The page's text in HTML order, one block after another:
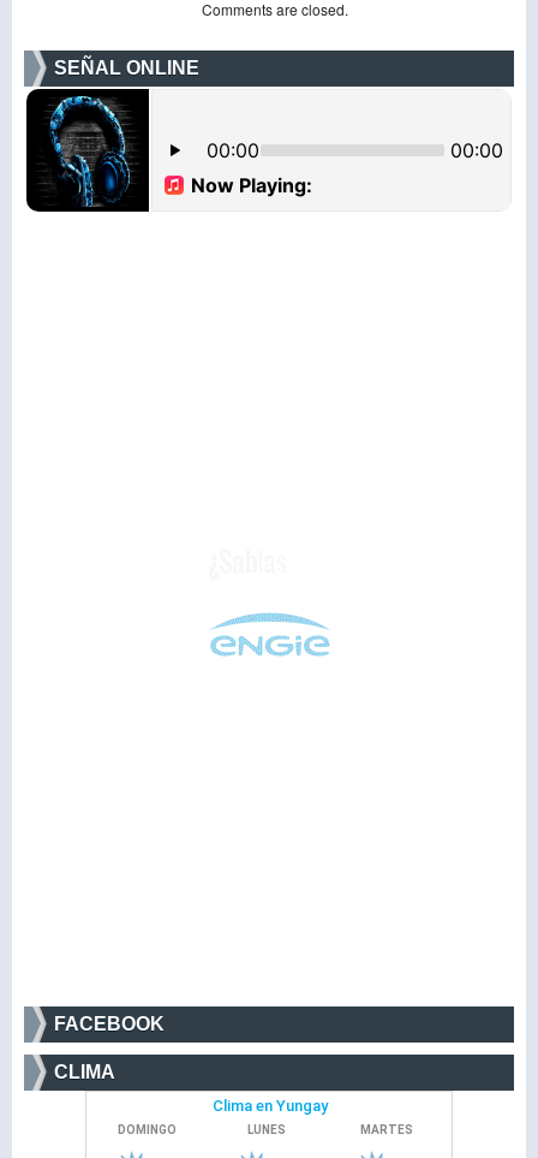
Comments are closed.
SEÑAL ONLINE
FACEBOOK
CLIMA